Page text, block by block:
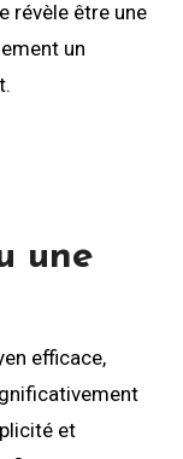
révèle être une
un
une
efficace,
et